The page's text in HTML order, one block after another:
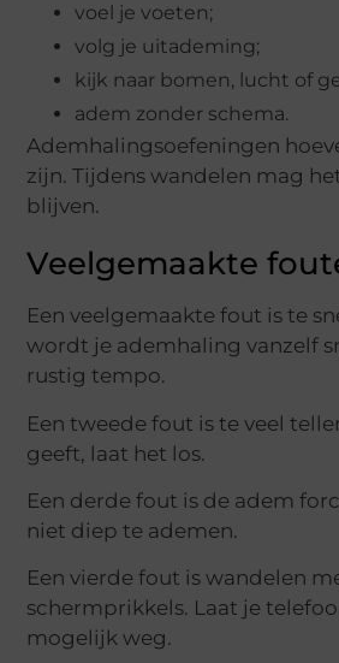
voel je voeten;
volg je uitademing;
kijk naar bomen, lucht of
adem zonder schema.
Ademhalingsoefeningen
zijn. Tijdens wandelen mag
blijven.
Veelgemaakte
Een veelgemaakte fout is te
wordt je ademhaling vanzelf
rustig tempo.
Een tweede fout is te veel
geeft, laat het los.
Een derde fout is de adem
niet diep te ademen.
Een vierde fout is wandelen
schermprikkels. Laat je
mogelijk weg.